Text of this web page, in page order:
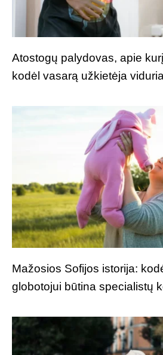
Atostogų palydovas, apie
kodėl vasarą užkietėja
Mažosios Sofijos istorija:
globotojui būtina specialistų